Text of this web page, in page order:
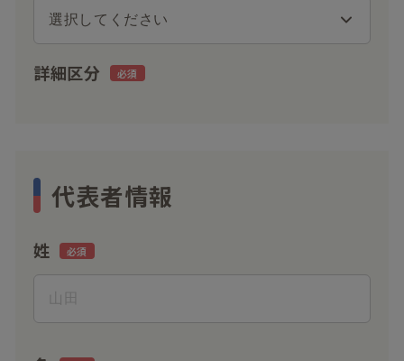
詳細区分
代表者情報
姓